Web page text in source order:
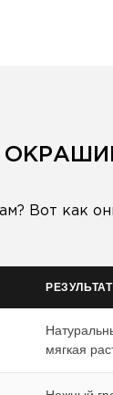
Вот как
РЕЗУЛЬТАТ
мягкая